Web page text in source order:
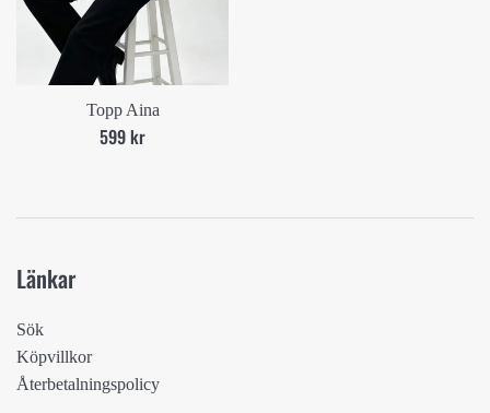
Topp Aina
Ord.
599 kr
Länkar
Sök
Köpvillkor
Återbetalningspolicy